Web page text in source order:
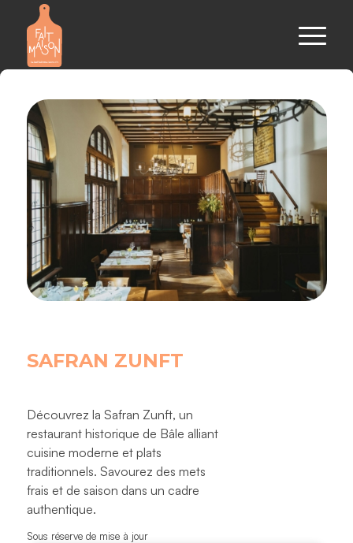
SAFRAN ZUNFT
Découvrez la Safran Zunft, un
restaurant historique de Bâle alliant
cuisine moderne et plats
traditionnels. Savourez des mets
frais et de saison dans un cadre
authentique.
Sous réserve de mise à jour